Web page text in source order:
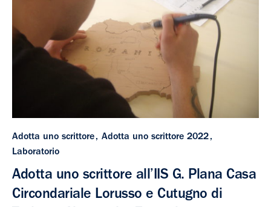
Adotta uno scrittore
Adotta uno scrittore 2022
Laboratorio
Adotta uno scrittore all’IIS G. Plana Casa
Circondariale Lorusso e Cutugno di